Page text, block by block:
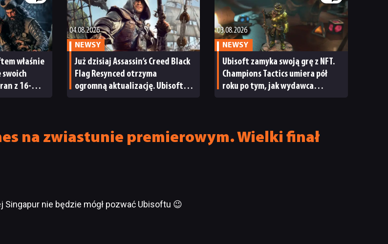
właśnie
swoich
z 16-
04.08.2026
NEWSY
Już dzisiaj Assassin’s Creed Black
Flag Resynced otrzyma
ogromną aktualizację. Ubisoft
03.08.2026
NEWSY
Ubisoft zamyka swoją grę z NFT.
Champions Tactics umiera pół
roku po tym, jak wydawca
na zwiastunie premierowym. Wielki finał
nie będzie mógł pozwać Ubisoftu 😉